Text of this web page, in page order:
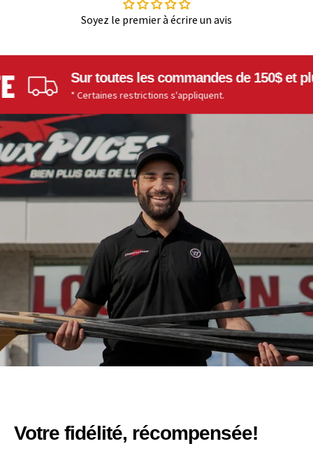
Soyez le premier à écrire un avis
Sur toutes les commandes de 150$ et plus
* Certaines restrictions s'appliquent.
Votre fidélité, récompensée!